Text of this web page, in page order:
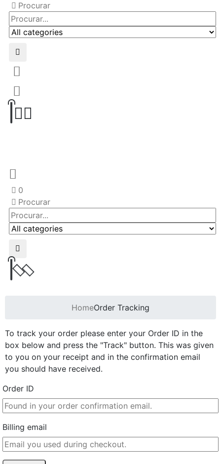
Procurar
0
Procurar
HomeOrder Tracking
To track your order please enter your Order ID in the
box below and press the "Track" button. This was given
to you on your receipt and in the confirmation email
you should have received.
Order ID
Billing email